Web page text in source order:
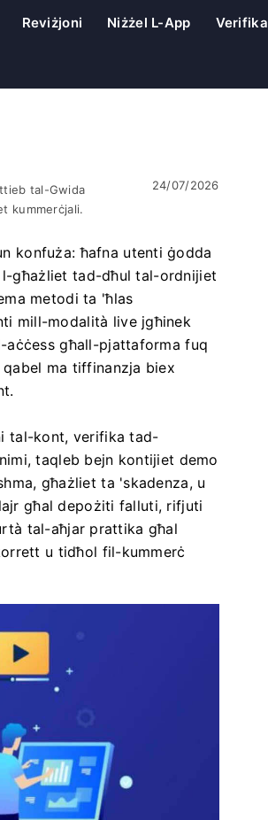
Reviżjoni Niżżel L-App Verifika
tal-Gwida
kummerċjali.
24/07/2026
konfuża: ħafna utenti ġodda
għażliet tad-dħul tal-ordnijiet
metodi ta 'ħlas
mill-modalità live jgħinek
għall-pjattaforma fuq
ma tiffinanzja biex
tal-kont, verifika tad-
taqleb bejn kontijiet demo
għażliet ta 'skadenza, u
għal depożiti falluti, rifjuti
tal-aħjar prattika għal
u tidħol fil-kummerċ